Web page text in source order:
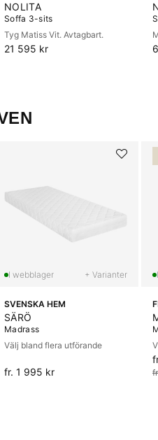
NOLITA
Soffa 3-sits
Tyg Matiss Vit. Avtagbart.
21 595 kr
+ Varianter
SVENSKA HEM
SÄRÖ
Madrass
Välj bland flera utförande
fr. 1 995 kr